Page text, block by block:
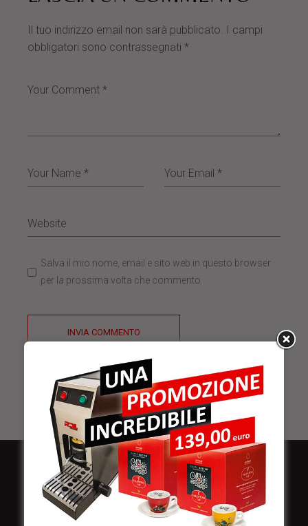
Il tuo indirizzo email non sarà pubblicato. I campi
obbligatori sono contrassegnati*
Salva il mio nome, email e sito web in questo browser
per la prossima volta che commento.
INVIA COMMENTO